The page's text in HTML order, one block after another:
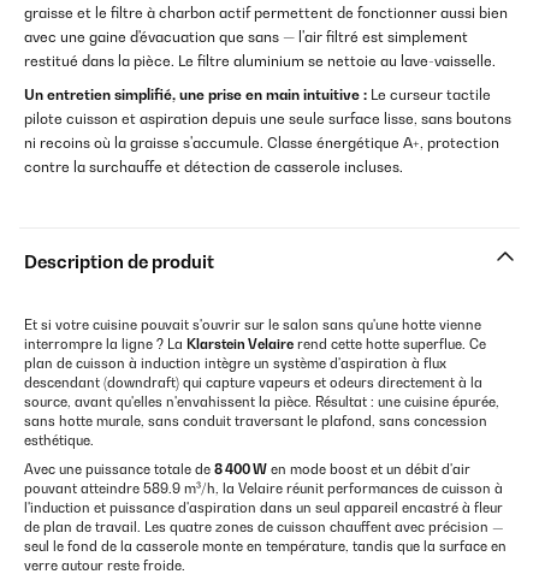
graisse et le filtre à charbon actif permettent de fonctionner aussi bien
avec une gaine d'évacuation que sans — l'air filtré est simplement
restitué dans la pièce. Le filtre aluminium se nettoie au lave-vaisselle.
Un entretien simplifié, une prise en main intuitive : Le curseur tactile
pilote cuisson et aspiration depuis une seule surface lisse, sans boutons
ni recoins où la graisse s'accumule. Classe énergétique A+, protection
contre la surchauffe et détection de casserole incluses.
Description de produit
Et si votre cuisine pouvait s'ouvrir sur le salon sans qu'une hotte vienne
interrompre la ligne ? La Klarstein Velaire rend cette hotte superflue. Ce
plan de cuisson à induction intègre un système d'aspiration à flux
descendant (downdraft) qui capture vapeurs et odeurs directement à la
source, avant qu'elles n'envahissent la pièce. Résultat : une cuisine épurée,
sans hotte murale, sans conduit traversant le plafond, sans concession
esthétique.
Avec une puissance totale de 8 400 W en mode boost et un débit d'air
pouvant atteindre 589.9 m³/h, la Velaire réunit performances de cuisson à
l'induction et puissance d'aspiration dans un seul appareil encastré à fleur
de plan de travail. Les quatre zones de cuisson chauffent avec précision —
seul le fond de la casserole monte en température, tandis que la surface en
verre autour reste froide.